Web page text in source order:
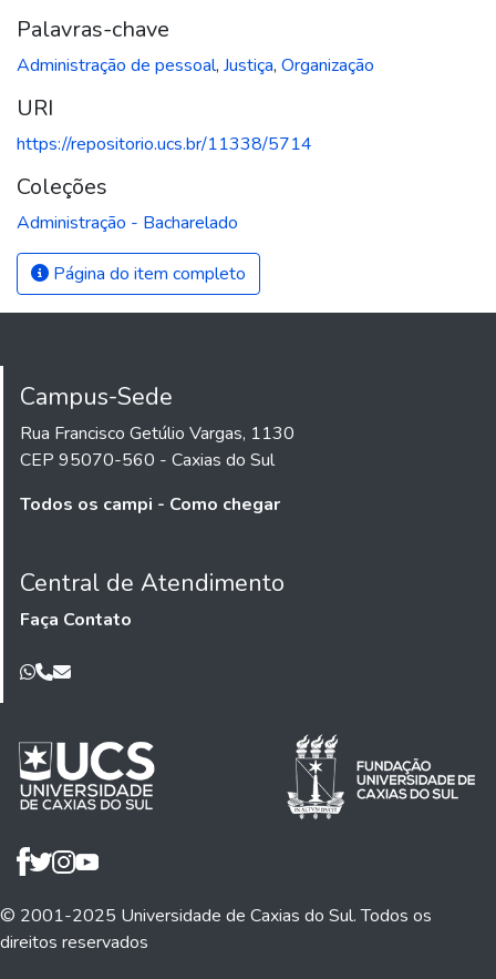
Palavras-chave
Administração de pessoal, Justiça, Organização
URI
https://repositorio.ucs.br/11338/5714
Coleções
Administração - Bacharelado
Página do item completo
Campus-Sede
Rua Francisco Getúlio Vargas, 1130
CEP 95070-560 - Caxias do Sul
Todos os campi - Como chegar
Central de Atendimento
Faça Contato
© 2001-2025 Universidade de Caxias do Sul. Todos os
direitos reservados